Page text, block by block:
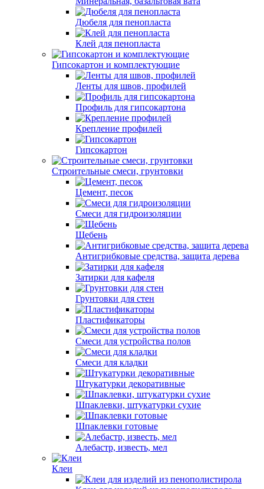
Минеральная, базальтовая вата
Дюбеля для пенопласта
Клей для пенопласта
Гипсокартон и комплектующие
Ленты для швов, профилей
Профиль для гипсокартона
Крепление профилей
Гипсокартон
Строительные смеси, грунтовки
Цемент, песок
Смеси для гидроизоляции
Щебень
Антигрибковые средства, защита дерева
Затирки для кафеля
Грунтовки для стен
Пластификаторы
Смеси для устройства полов
Смеси для кладки
Штукатурки декоративные
Шпаклевки, штукатурки сухие
Шпаклевки готовые
Алебастр, известь, мел
Клеи